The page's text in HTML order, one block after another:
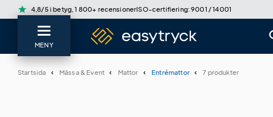
star 4,8/5 i betyg, 1 800+ recensionerISO-certifiering: 9001 / 14001
MENY
Startsida Mässa & Event Mattor Entrémattor 7 produkter